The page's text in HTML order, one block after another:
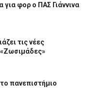
για φορ ο ΠΑΣ Γιάννινα
τις νέες
πανεπιστήμιο